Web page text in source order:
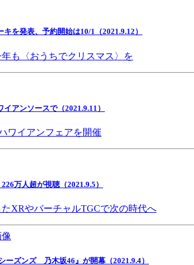
を発表、予約開始は10/1（2021.9.12）
も〈おうちでクリスマス〉を
アンソースで（2021.9.11）
ワイアンフェアを開催
万人超が視聴（2021.9.5）
XRやバーチャルTGCで次の時代へ
ーズンズ 乃木坂46』が開幕（2021.9.4）